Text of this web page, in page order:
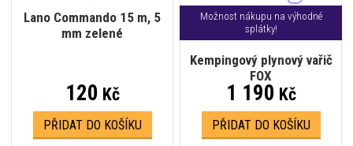
Lano Commando 15 m, 5
mm zelené
120 Kč
PŘIDAT DO KOŠÍKU
Možnost nákupu na výhodné
splátky!
Kempingový plynový vařič
FOX
1 190 Kč
PŘIDAT DO KOŠÍKU